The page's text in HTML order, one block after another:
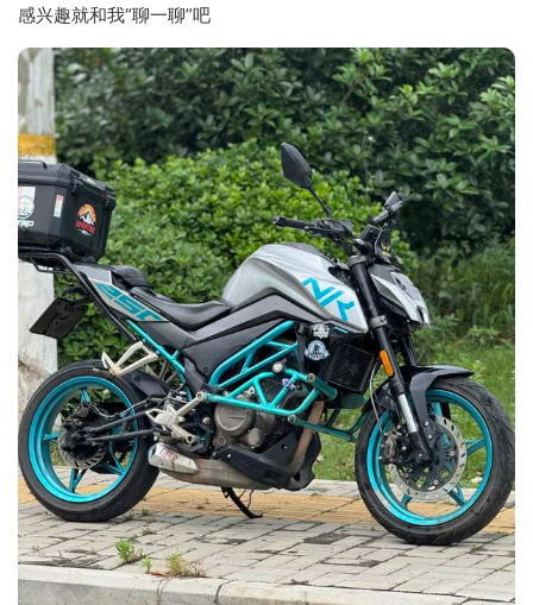
感兴趣就和我“聊一聊”吧